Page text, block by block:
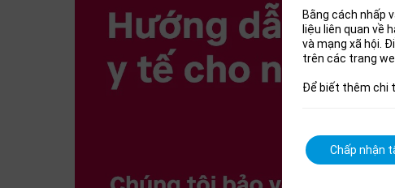
Bằng cách nhấp
liệu liên quan về
và mạng xã hội.
trên các trang
Để biết thêm chi
Chấp nhận